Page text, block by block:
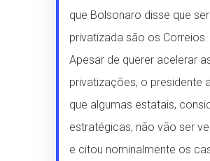
que Bolsonaro disse que
privatizada são os Correios.
Apesar de querer acelerar
privatizações, o presidente
que algumas estatais,
estratégicas, não vão ser
e citou nominalmente os